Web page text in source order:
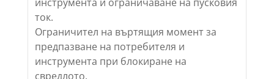
ток.
Ограничител на въртящия момент за
предпазване на потребителя и
инструмента при блокиране на
свредлото.